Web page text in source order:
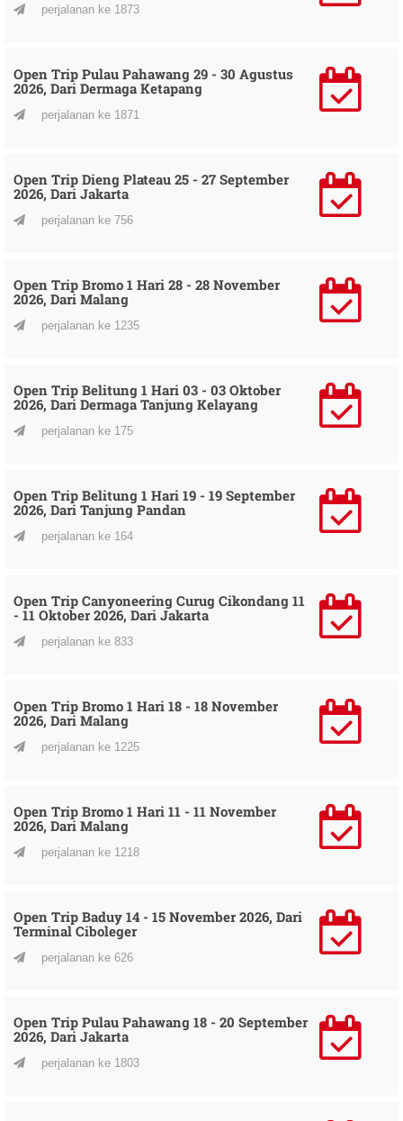
perjalanan ke 1873
Open Trip Pulau Pahawang 29 - 30 Agustus
2026, Dari Dermaga Ketapang
perjalanan ke 1871
Open Trip Dieng Plateau 25 - 27 September
2026, Dari Jakarta
perjalanan ke 756
Open Trip Bromo 1 Hari 28 - 28 November
2026, Dari Malang
perjalanan ke 1235
Open Trip Belitung 1 Hari 03 - 03 Oktober
2026, Dari Dermaga Tanjung Kelayang
perjalanan ke 175
Open Trip Belitung 1 Hari 19 - 19 September
2026, Dari Tanjung Pandan
perjalanan ke 164
Open Trip Canyoneering Curug Cikondang 11
- 11 Oktober 2026, Dari Jakarta
perjalanan ke 833
Open Trip Bromo 1 Hari 18 - 18 November
2026, Dari Malang
perjalanan ke 1225
Open Trip Bromo 1 Hari 11 - 11 November
2026, Dari Malang
perjalanan ke 1218
Open Trip Baduy 14 - 15 November 2026, Dari
Terminal Ciboleger
perjalanan ke 626
Open Trip Pulau Pahawang 18 - 20 September
2026, Dari Jakarta
perjalanan ke 1803